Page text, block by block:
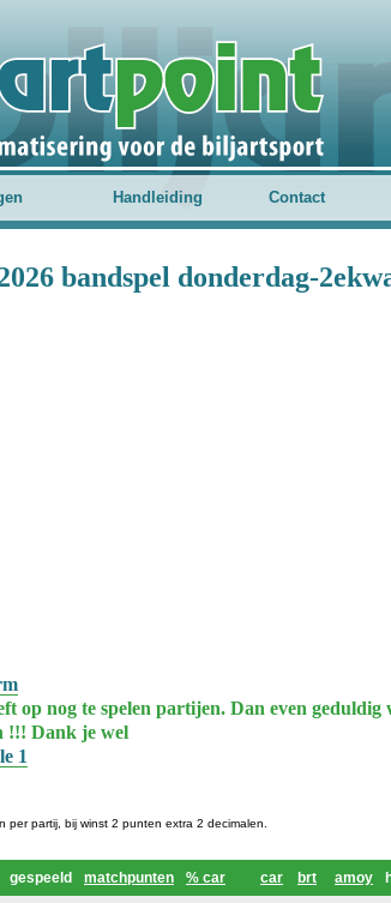
Handleiding Contact
bandspel donderdag-
op nog te spelen partijen. Dan even
!!! Dank je wel
1
partij, bij winst 2 punten extra 2 decimalen.
gespeeld matchpunten % car car brt amoy